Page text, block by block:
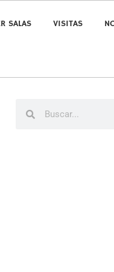
SALAS VISITAS